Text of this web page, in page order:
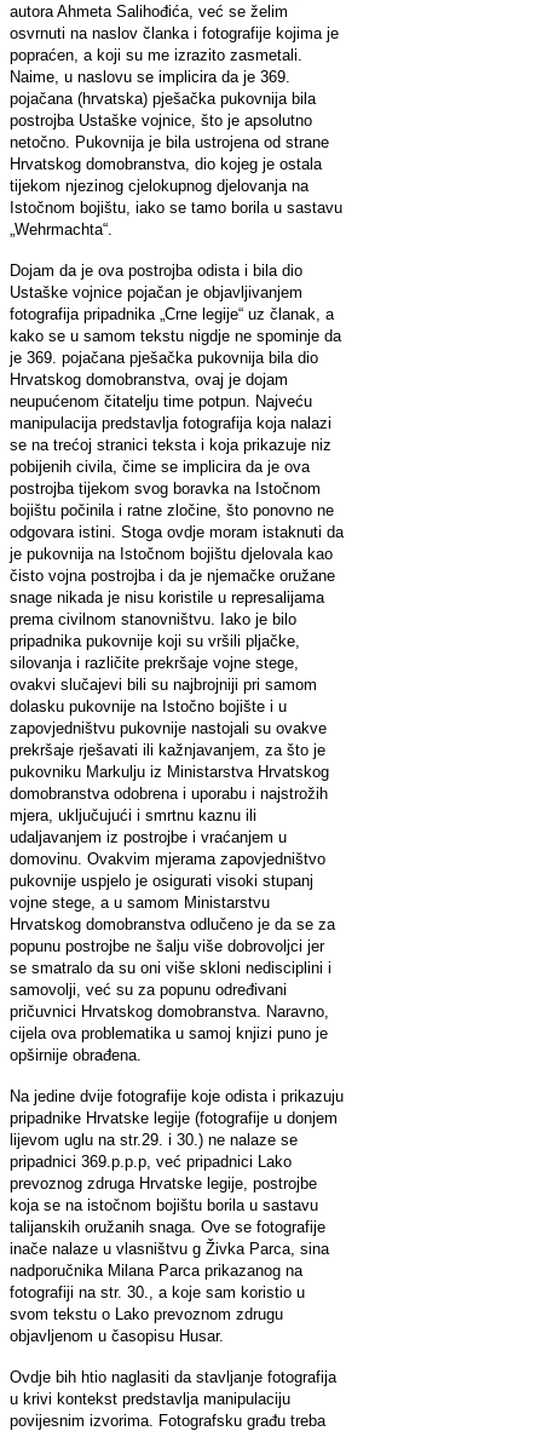
autora Ahmeta Salihođića, već se želim
osvrnuti na naslov članka i fotografije kojima je
popraćen, a koji su me izrazito zasmetali.
Naime, u naslovu se implicira da je 369.
pojačana (hrvatska) pješačka pukovnija bila
postrojba Ustaške vojnice, što je apsolutno
netočno. Pukovnija je bila ustrojena od strane
Hrvatskog domobranstva, dio kojeg je ostala
tijekom njezinog cjelokupnog djelovanja na
Istočnom bojištu, iako se tamo borila u sastavu
„Wehrmachta“.
Dojam da je ova postrojba odista i bila dio
Ustaške vojnice pojačan je objavljivanjem
fotografija pripadnika „Crne legije“ uz članak, a
kako se u samom tekstu nigdje ne spominje da
je 369. pojačana pješačka pukovnija bila dio
Hrvatskog domobranstva, ovaj je dojam
neupućenom čitatelju time potpun. Najveću
manipulacija predstavlja fotografija koja nalazi
se na trećoj stranici teksta i koja prikazuje niz
pobijenih civila, čime se implicira da je ova
postrojba tijekom svog boravka na Istočnom
bojištu počinila i ratne zločine, što ponovno ne
odgovara istini. Stoga ovdje moram istaknuti da
je pukovnija na Istočnom bojištu djelovala kao
čisto vojna postrojba i da je njemačke oružane
snage nikada je nisu koristile u represalijama
prema civilnom stanovništvu. Iako je bilo
pripadnika pukovnije koji su vršili pljačke,
silovanja i različite prekršaje vojne stege,
ovakvi slučajevi bili su najbrojniji pri samom
dolasku pukovnije na Istočno bojište i u
zapovjedništvu pukovnije nastojali su ovakve
prekršaje rješavati ili kažnjavanjem, za što je
pukovniku Markulju iz Ministarstva Hrvatskog
domobranstva odobrena i uporabu i najstrožih
mjera, uključujući i smrtnu kaznu ili
udaljavanjem iz postrojbe i vraćanjem u
domovinu. Ovakvim mjerama zapovjedništvo
pukovnije uspjelo je osigurati visoki stupanj
vojne stege, a u samom Ministarstvu
Hrvatskog domobranstva odlučeno je da se za
popunu postrojbe ne šalju više dobrovoljci jer
se smatralo da su oni više skloni nedisciplini i
samovolji, već su za popunu određivani
pričuvnici Hrvatskog domobranstva. Naravno,
cijela ova problematika u samoj knjizi puno je
opširnije obrađena.
Na jedine dvije fotografije koje odista i prikazuju
pripadnike Hrvatske legije (fotografije u donjem
lijevom uglu na str.29. i 30.) ne nalaze se
pripadnici 369.p.p.p, već pripadnici Lako
prevoznog zdruga Hrvatske legije, postrojbe
koja se na istočnom bojištu borila u sastavu
talijanskih oružanih snaga. Ove se fotografije
inače nalaze u vlasništvu g Živka Parca, sina
nadporučnika Milana Parca prikazanog na
fotografiji na str. 30., a koje sam koristio u
svom tekstu o Lako prevoznom zdrugu
objavljenom u časopisu Husar.
Ovdje bih htio naglasiti da stavljanje fotografija
u krivi kontekst predstavlja manipulaciju
povijesnim izvorima. Fotografsku građu treba